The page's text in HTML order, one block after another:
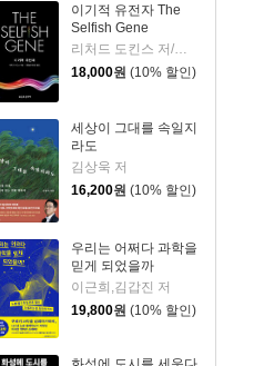
이기적 유전자 The
Selfish Gene
18,000원 (10% 할인)
세상이 그대를 속일지
라도
김상욱 저
16,200원 (10% 할인)
우리는 어쩌다 과학을
믿게 되었을까
이근희,김갑진 저
19,800원 (10% 할인)
| 김영사